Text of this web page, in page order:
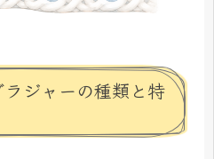
ジャーの種類と特